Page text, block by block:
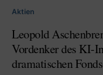
Aktien
Leopold
Vordenker des KI-
dramatischen